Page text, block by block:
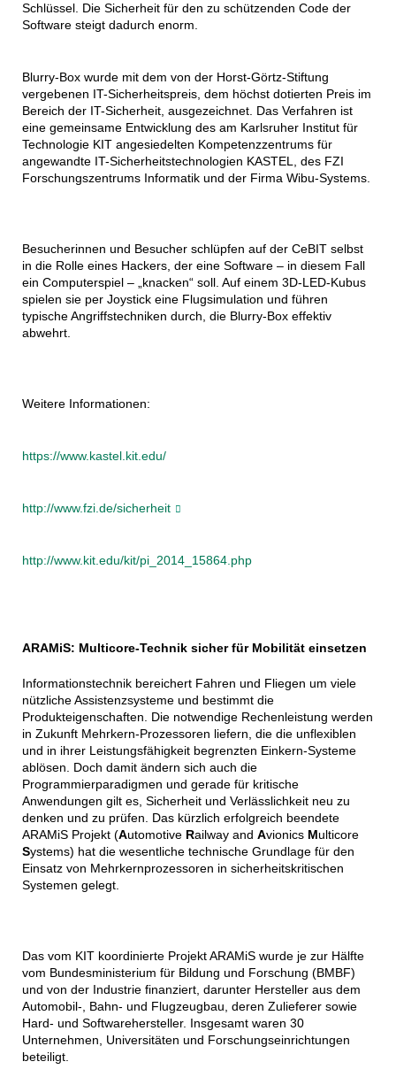
Schlüssel. Die Sicherheit für den zu schützenden Code der
Software steigt dadurch enorm.
Blurry-Box wurde mit dem von der Horst-Görtz-Stiftung
vergebenen IT-Sicherheitspreis, dem höchst dotierten Preis im
Bereich der IT-Sicherheit, ausgezeichnet. Das Verfahren ist
eine gemeinsame Entwicklung des am Karlsruher Institut für
Technologie KIT angesiedelten Kompetenzzentrums für
angewandte IT-Sicherheitstechnologien KASTEL, des FZI
Forschungszentrums Informatik und der Firma Wibu-Systems.
Besucherinnen und Besucher schlüpfen auf der CeBIT selbst
in die Rolle eines Hackers, der eine Software – in diesem Fall
ein Computerspiel – „knacken“ soll. Auf einem 3D-LED-Kubus
spielen sie per Joystick eine Flugsimulation und führen
typische Angriffstechniken durch, die Blurry-Box effektiv
abwehrt.
Weitere Informationen:
https://www.kastel.kit.edu/
http://www.fzi.de/sicherheit
http://www.kit.edu/kit/pi_2014_15864.php
ARAMiS: Multicore-Technik sicher für Mobilität einsetzen
Informationstechnik bereichert Fahren und Fliegen um viele
nützliche Assistenzsysteme und bestimmt die
Produkteigenschaften. Die notwendige Rechenleistung werden
in Zukunft Mehrkern-Prozessoren liefern, die die unflexiblen
und in ihrer Leistungsfähigkeit begrenzten Einkern-Systeme
ablösen. Doch damit ändern sich auch die
Programmierparadigmen und gerade für kritische
Anwendungen gilt es, Sicherheit und Verlässlichkeit neu zu
denken und zu prüfen. Das kürzlich erfolgreich beendete
ARAMiS Projekt (Automotive Railway and Avionics Multicore
Systems) hat die wesentliche technische Grundlage für den
Einsatz von Mehrkernprozessoren in sicherheitskritischen
Systemen gelegt.
Das vom KIT koordinierte Projekt ARAMiS wurde je zur Hälfte
vom Bundesministerium für Bildung und Forschung (BMBF)
und von der Industrie finanziert, darunter Hersteller aus dem
Automobil-, Bahn- und Flugzeugbau, deren Zulieferer sowie
Hard- und Softwarehersteller. Insgesamt waren 30
Unternehmen, Universitäten und Forschungseinrichtungen
beteiligt.